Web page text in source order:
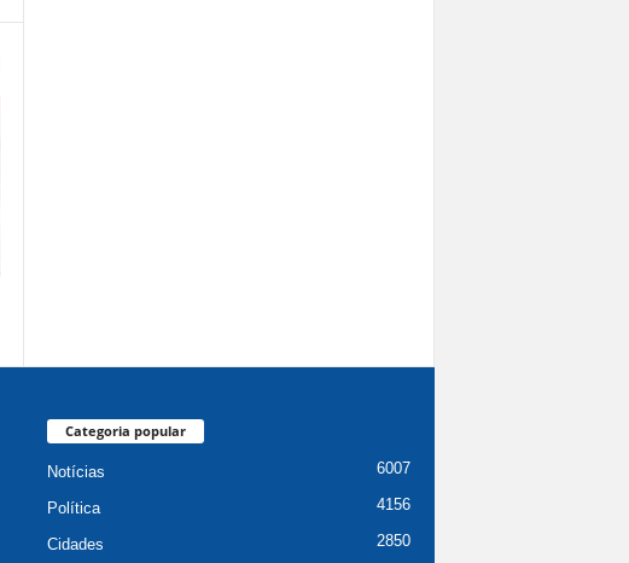
Categoria popular
Notícias 6007
Política 4156
Cidades 2850